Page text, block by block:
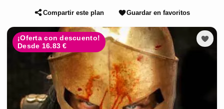
Compartir este plan Guardar en favoritos
¡Oferta con descuento!
Desde 16.83 €